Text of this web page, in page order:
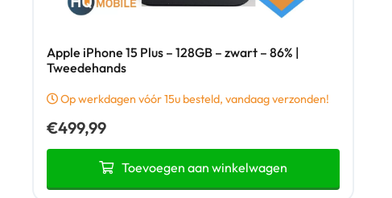
Apple iPhone 15 Plus – 128GB – zwart – 86% |
Tweedehands
Op werkdagen vóór 15u besteld, vandaag verzonden!
€499,99
Toevoegen aan winkelwagen